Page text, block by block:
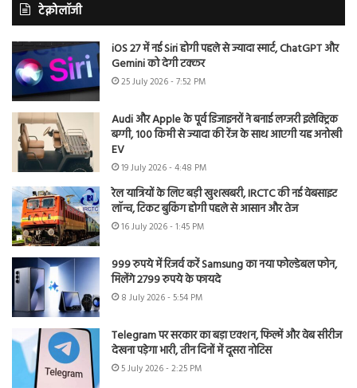
टेक्नोलॉजी
iOS 27 में नई Siri होगी पहले से ज्यादा स्मार्ट, ChatGPT और
Gemini को देगी टक्कर
25 July 2026 - 7:52 PM
Audi और Apple के पूर्व डिजाइनरों ने बनाई लग्जरी इलेक्ट्रिक
बग्गी, 100 किमी से ज्यादा की रेंज के साथ आएगी यह अनोखी
EV
19 July 2026 - 4:48 PM
रेल यात्रियों के लिए बड़ी खुशखबरी, IRCTC की नई वेबसाइट
लॉन्च, टिकट बुकिंग होगी पहले से आसान और तेज
16 July 2026 - 1:45 PM
999 रुपये में रिजर्व करें Samsung का नया फोल्डेबल फोन,
मिलेंगे 2799 रुपये के फायदे
8 July 2026 - 5:54 PM
Telegram पर सरकार का बड़ा एक्शन, फिल्में और वेब सीरीज
देखना पड़ेगा भारी, तीन दिनों में दूसरा नोटिस
5 July 2026 - 2:25 PM